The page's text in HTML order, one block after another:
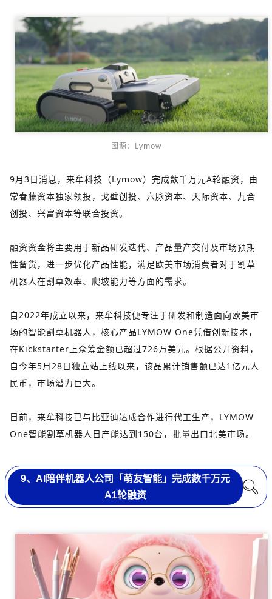
图源：Lymow
9月3日消息，来牟科技（Lymow）完成数千万元A轮融资，由
常春藤资本独家领投，戈壁创投、六脉资本、天际资本、九合
创投、兴富资本等联合投资。
融资资金将主要用于新品研发迭代、产品量产交付及市场预期
性备货，进一步优化产品性能，满足欧美市场消费者对于割草
机器人在割草效率、爬坡能力等方面的需求。
自2022年成立以来，来牟科技便专注于研发和制造面向欧美市
场的智能割草机器人，核心产品LYMOW One凭借创新技术，
在Kickstarter上众筹金额已超过726万美元。根据公开资料，
自今年5月28日独立站上线以来，该品累计销售额已达1亿元人
民币，市场潜力巨大。
目前，来牟科技已与比亚迪达成合作进行代工生产，LYMOW
One智能割草机器人日产能达到150台，批量出口北美市场。
9、AI陪伴机器人公司「萌友智能」完成数千万元
A1轮融资